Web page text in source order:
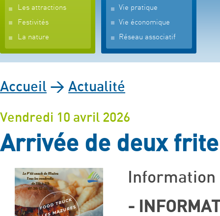
Les attractions
Festivités
La nature
Vie pratique
Vie économique
Réseau associatif
Accueil > Actualité
Vendredi 10 avril 2026
Arrivée de deux
Information
-